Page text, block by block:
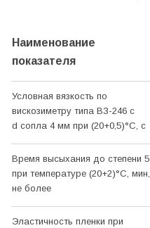
Наименование
показателя
Условная вязкость по
вискозиметру типа ВЗ-246 с
d сопла 4 мм при (20+0,5)°С, с
Время высыхания до степени 5
при температуре (20+2)°С, мин,
не более
Эластичность пленки при